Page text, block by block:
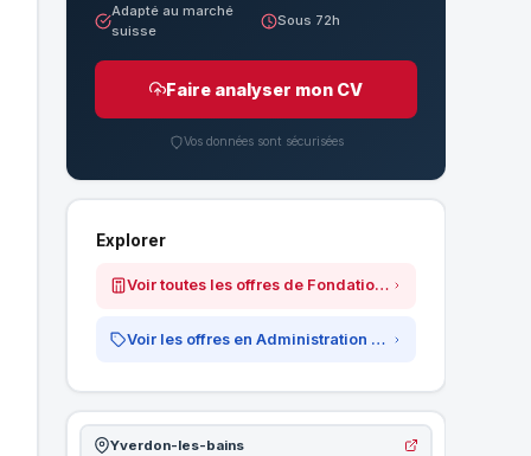
Adapté au marché
suisse
Sous 72h
Faire analyser mon CV
Vos données sont sécurisées
Explorer
Voir toutes les offres de Fondation Petitmaître - maisons d&#039;accueil
Voir les offres en Administration &amp; Secrétariat
Yverdon-les-bains